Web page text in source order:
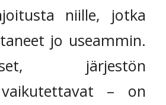
niille, jotka
jo useammin.
järjestön
– on